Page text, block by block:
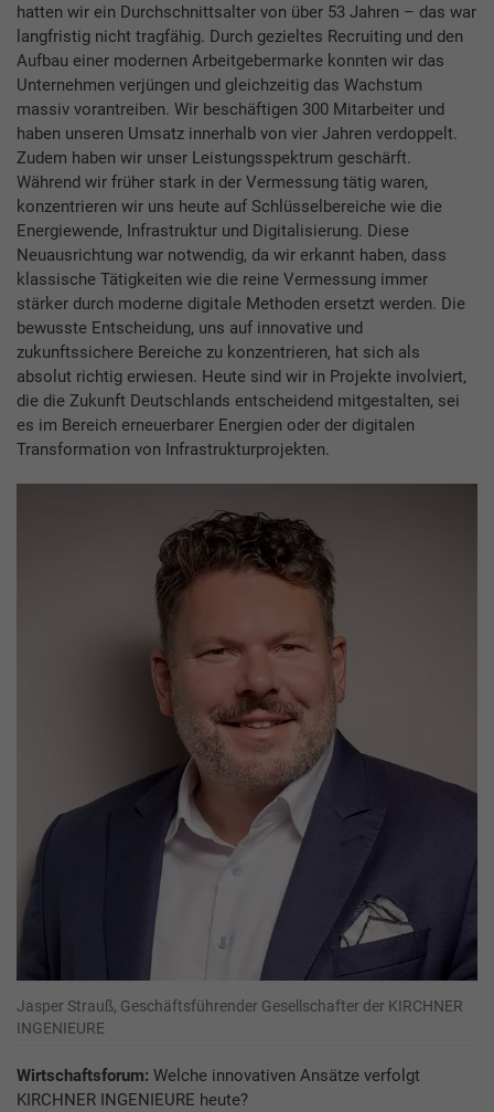
hatten wir ein Durchschnittsalter von über 53 Jahren – das war
langfristig nicht tragfähig. Durch gezieltes Recruiting und den
Aufbau einer modernen Arbeitgebermarke konnten wir das
Unternehmen verjüngen und gleichzeitig das Wachstum
massiv vorantreiben. Wir beschäftigen 300 Mitarbeiter und
haben unseren Umsatz innerhalb von vier Jahren verdoppelt.
Zudem haben wir unser Leistungsspektrum geschärft.
Während wir früher stark in der Vermessung tätig waren,
konzentrieren wir uns heute auf Schlüsselbereiche wie die
Energiewende, Infrastruktur und Digitalisierung. Diese
Neuausrichtung war notwendig, da wir erkannt haben, dass
klassische Tätigkeiten wie die reine Vermessung immer
stärker durch moderne digitale Methoden ersetzt werden. Die
bewusste Entscheidung, uns auf innovative und
zukunftssichere Bereiche zu konzentrieren, hat sich als
absolut richtig erwiesen. Heute sind wir in Projekte involviert,
die die Zukunft Deutschlands entscheidend mitgestalten, sei
es im Bereich erneuerbarer Energien oder der digitalen
Transformation von Infrastrukturprojekten.
Jasper Strauß, Geschäftsführender Gesellschafter der KIRCHNER
INGENIEURE
Wirtschaftsforum: Welche innovativen Ansätze verfolgt
KIRCHNER INGENIEURE heute?